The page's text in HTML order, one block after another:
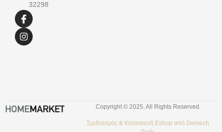
32298
Copyright © 2025. All Rights Reserved.
Σχεδιασμός & Κατασκευή Eshop από Demech